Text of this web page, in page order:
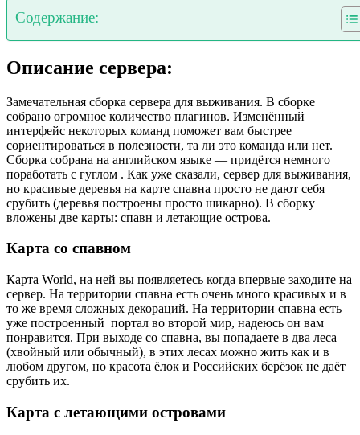
Содержание:
Описание сервера:
Замечательная сборка сервера для выживания. В сборке
собрано огромное количество плагинов. Изменённый
интерфейс некоторых команд поможет вам быстрее
сориентироваться в полезности, та ли это команда или нет.
Сборка собрана на английском языке — придётся немного
поработать с гуглом . Как уже сказали, сервер для выживания,
но красивые деревья на карте спавна просто не дают себя
срубить (деревья построены просто шикарно). В сборку
вложены две карты: спавн и летающие острова.
Карта со спавном
Карта World, на ней вы появляетесь когда впервые заходите на
сервер. На территории спавна есть очень много красивых и в
то же время сложных декораций. На территории спавна есть
уже построенный портал во второй мир, надеюсь он вам
понравится. При выходе со спавна, вы попадаете в два леса
(хвойный или обычный), в этих лесах можно жить как и в
любом другом, но красота ёлок и Российских берёзок не даёт
срубить их.
Карта с летающими островами